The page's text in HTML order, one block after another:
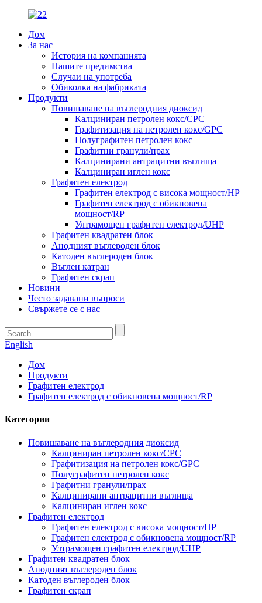
Дом
За нас
История на компанията
Нашите предимства
Случаи на употреба
Обиколка на фабриката
Продукти
Повишаване на въглеродния диоксид
Калциниран петролен кокс/CPC
Графитизация на петролен кокс/GPC
Полуграфитен петролен кокс
Графитни гранули/прах
Калцинирани антрацитни въглища
Калциниран иглен кокс
Графитен електрод
Графитен електрод с висока мощност/HP
Графитен електрод с обикновена
мощност/RP
Ултрамощен графитен електрод/UHP
Графитен квадратен блок
Анодният въглероден блок
Катоден въглероден блок
Въглен катран
Графитен скрап
Новини
Често задавани въпроси
Свържете се с нас
English
Дом
Продукти
Графитен електрод
Графитен електрод с обикновена мощност/RP
Категории
Повишаване на въглеродния диоксид
Калциниран петролен кокс/CPC
Графитизация на петролен кокс/GPC
Полуграфитен петролен кокс
Графитни гранули/прах
Калцинирани антрацитни въглища
Калциниран иглен кокс
Графитен електрод
Графитен електрод с висока мощност/HP
Графитен електрод с обикновена мощност/RP
Ултрамощен графитен електрод/UHP
Графитен квадратен блок
Анодният въглероден блок
Катоден въглероден блок
Графитен скрап